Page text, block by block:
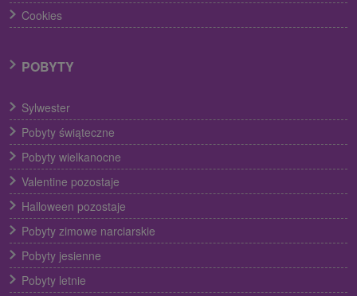
Cookies
POBYTY
Sylwester
Pobyty świąteczne
Pobyty wielkanocne
Valentine pozostaje
Halloween pozostaje
Pobyty zimowe narciarskie
Pobyty jesienne
Pobyty letnie